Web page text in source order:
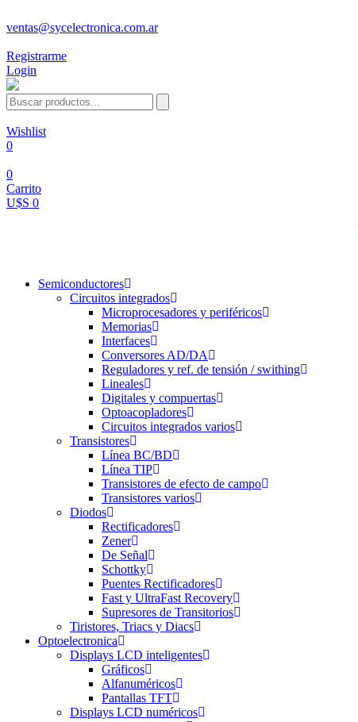
ventas@sycelectronica.com.ar
Registrarme
Login
Wishlist
0
0
Carrito
U$S 0
Semiconductores
Circuitos integrados
Microprocesadores y periféricos
Memorias
Interfaces
Conversores AD/DA
Reguladores y ref. de tensión / swithing
Lineales
Digitales y compuertas
Optoacopladores
Circuitos integrados varios
Transistores
Línea BC/BD
Línea TIP
Transistores de efecto de campo
Transistores varios
Diodos
Rectificadores
Zener
De Señal
Schottky
Puentes Rectificadores
Fast y UltraFast Recovery
Supresores de Transitorios
Tiristores, Triacs y Diacs
Optoelectronica
Displays LCD inteligentes
Gráficos
Alfanuméricos
Pantallas TFT
Displays LCD numéricos